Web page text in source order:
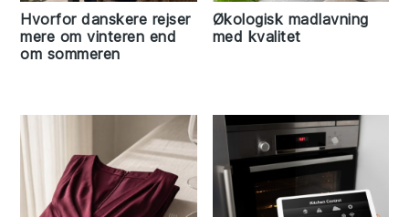
Hvorfor danskere rejser
mere om vinteren end
om sommeren
Økologisk madlavning
med kvalitet